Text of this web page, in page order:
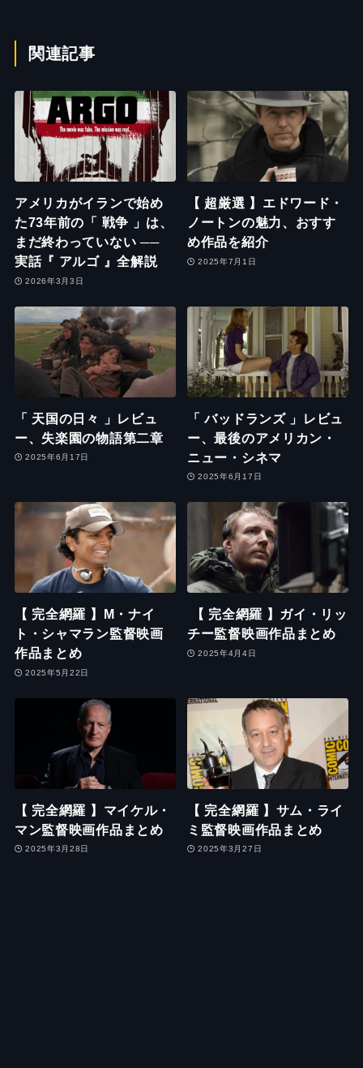
関連記事
アメリカがイランで始め
た73年前の「 戦争 」は、
まだ終わっていない ──
実話『 アルゴ 』全解説
2026年3月3日
【 超厳選 】エドワード・
ノートンの魅力、おすす
め作品を紹介
2025年7月1日
「 天国の日々 」レビュ
ー、失楽園の物語第二章
2025年6月17日
「 バッドランズ 」レビュ
ー、最後のアメリカン・
ニュー・シネマ
2025年6月17日
【 完全網羅 】M・ナイ
ト・シャマラン監督映画
作品まとめ
2025年5月22日
【 完全網羅 】ガイ・リッ
チー監督映画作品まとめ
2025年4月4日
【 完全網羅 】マイケル・
マン監督映画作品まとめ
2025年3月28日
【 完全網羅 】サム・ライ
ミ監督映画作品まとめ
2025年3月27日